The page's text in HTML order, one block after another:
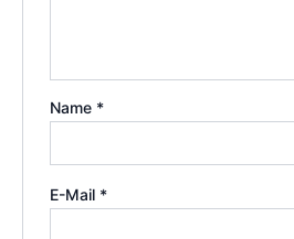
Name *
E-Mail *